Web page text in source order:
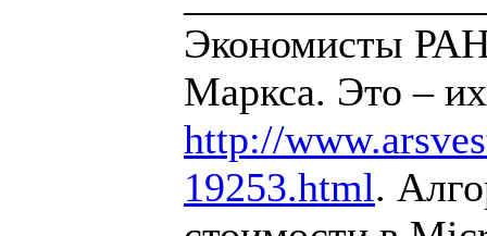
Экономисты
Маркса. Это –
http://
19253.html.